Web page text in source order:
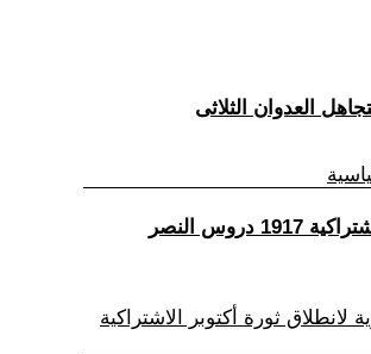
(2) ثورة أكتوبر الاشتراكية 1917 دروس النصر
لانطلاق ثورة أكتوبر الاشتراكية